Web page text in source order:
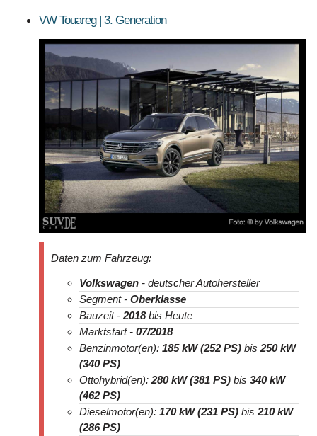
Sortierung aller aktuell im deutschem Handel
angeboteten Fahrzeuge.
KLASSEN MOTORISIERUNG ANTRIEBSART
Sortierung SUV Datenbank
Die Sortierungsmöglichkeit umfasst alle SUV-
Modelle und Generationen!
BAUJAHR LAND MARKE
VW Touareg | 3. Generation
Daten zum Fahrzeug:
Volkswagen - deutscher Autohersteller
Segment - Oberklasse
Bauzeit - 2018bis Heute
Marktstart - 07/2018
Benzinmotor(en): 185 kW (252 PS) bis 250 kW
(340 PS)
Ottohybrid(en): 280 kW (381 PS) bis 340 kW
(462 PS)
Dieselmotor(en): 170 kW (231 PS) bis 210 kW
(286 PS)